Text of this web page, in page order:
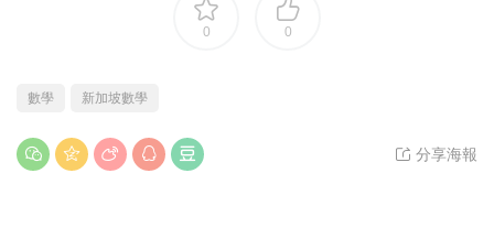
0 0
數學 新加坡數學
分享海報